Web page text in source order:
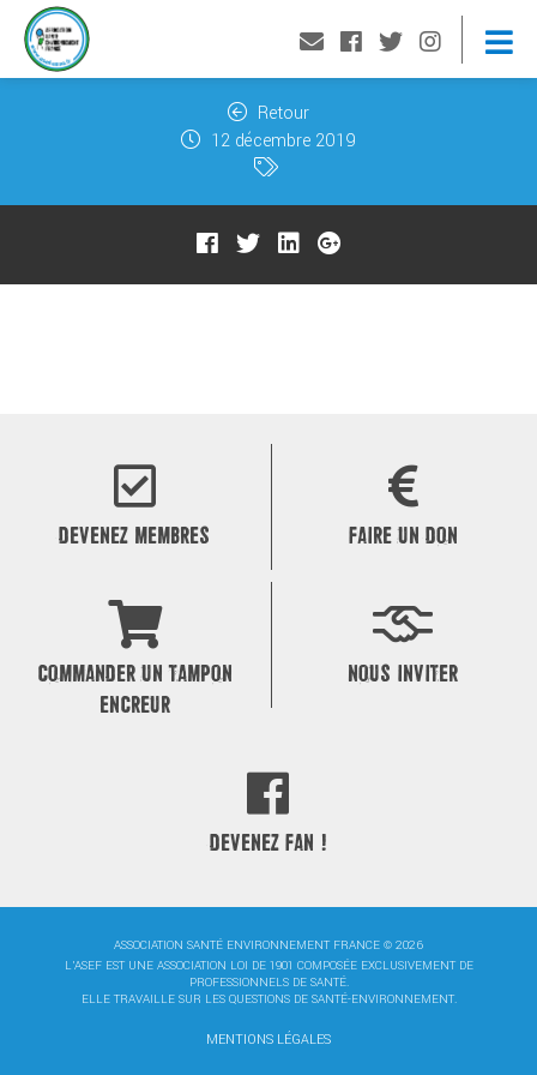
Retour
12 décembre 2019
DEVENEZ MEMBRES FAIRE UN DON
COMMANDER UN TAMPON
ENCREUR
NOUS INVITER
DEVENEZ FAN !
ASSOCIATION SANTÉ ENVIRONNEMENT FRANCE © 2026
L'ASEF EST UNE ASSOCIATION LOI DE 1901 COMPOSÉE EXCLUSIVEMENT DE
PROFESSIONNELS DE SANTÉ.
ELLE TRAVAILLE SUR LES QUESTIONS DE SANTÉ-ENVIRONNEMENT.
MENTIONS LÉGALES